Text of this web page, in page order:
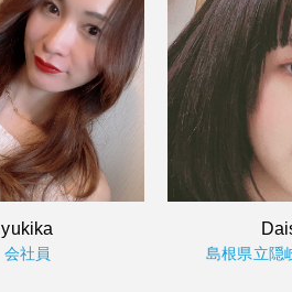
yukika
会社員 島根県立隠